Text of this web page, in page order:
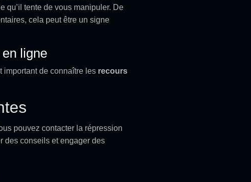
qu’il tente de vous manipuler. De
cela peut être un signe
ligne
important de connaître les recours
pouvez contacter la répression
des conseils et engager des